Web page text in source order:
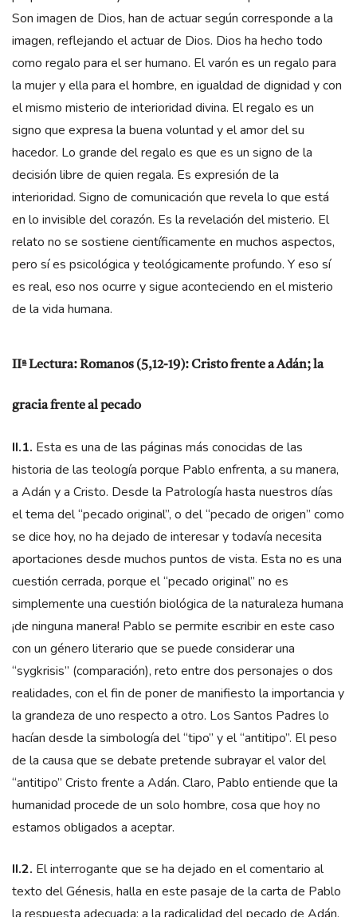
Son imagen de Dios, han de actuar según corresponde a la
imagen, reflejando el actuar de Dios. Dios ha hecho todo
como regalo para el ser humano. El varón es un regalo para
la mujer y ella para el hombre, en igualdad de dignidad y con
el mismo misterio de interioridad divina. El regalo es un
signo que expresa la buena voluntad y el amor del su
hacedor. Lo grande del regalo es que es un signo de la
decisión libre de quien regala. Es expresión de la
interioridad. Signo de comunicación que revela lo que está
en lo invisible del corazón. Es la revelación del misterio. El
relato no se sostiene científicamente en muchos aspectos,
pero sí es psicológica y teológicamente profundo. Y eso sí
es real, eso nos ocurre y sigue aconteciendo en el misterio
de la vida humana.
IIª Lectura: Romanos (5,12-19): Cristo frente a Adán; la
gracia frente al pecado
II.1. Esta es una de las páginas más conocidas de las
historia de las teología porque Pablo enfrenta, a su manera,
a Adán y a Cristo. Desde la Patrología hasta nuestros días
el tema del “pecado original”, o del “pecado de origen” como
se dice hoy, no ha dejado de interesar y todavía necesita
aportaciones desde muchos puntos de vista. Esta no es una
cuestión cerrada, porque el “pecado original” no es
simplemente una cuestión biológica de la naturaleza humana
¡de ninguna manera! Pablo se permite escribir en este caso
con un género literario que se puede considerar una
“sygkrisis” (comparación), reto entre dos personajes o dos
realidades, con el fin de poner de manifiesto la importancia y
la grandeza de uno respecto a otro. Los Santos Padres lo
hacían desde la simbología del “tipo” y el “antitipo”. El peso
de la causa que se debate pretende subrayar el valor del
“antitipo” Cristo frente a Adán. Claro, Pablo entiende que la
humanidad procede de un solo hombre, cosa que hoy no
estamos obligados a aceptar.
II.2. El interrogante que se ha dejado en el comentario al
texto del Génesis, halla en este pasaje de la carta de Pablo